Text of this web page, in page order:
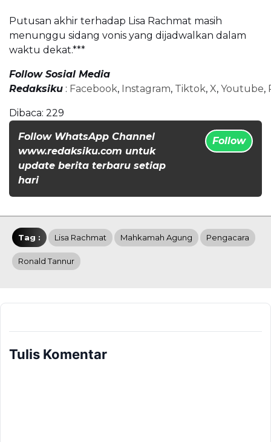
Putusan akhir terhadap Lisa Rachmat masih
menunggu sidang vonis yang dijadwalkan dalam
waktu dekat.***
Follow Sosial Media
Redaksiku : Facebook, Instagram, Tiktok, X, Youtube,
Dibaca: 229
Follow WhatsApp Channel
www.redaksiku.com untuk
update berita terbaru setiap
hari
Follow
Tag : Lisa Rachmat Mahkamah Agung Pengacara
Ronald Tannur
Tulis Komentar